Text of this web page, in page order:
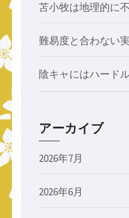
苫小牧は地理的に
難易度と合わない実
陰キャにはハード
アーカイブ
2026年7月
2026年6月